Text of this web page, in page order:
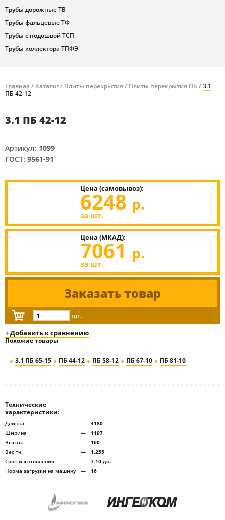
Трубы дорожные ТВ
Трубы фальцевые ТФ
Трубы с подошвой ТСП
Трубы коллектора ТПФЭ
Главная / Каталог/ Плиты перекрытия / Плиты перекрытия ПБ /3.1
ПБ 42-12
3.1 ПБ 42-12
Артикул: 1099
ГОСТ: 9561-91
Цена (самовывоз):
6248 р.
за шт.
Цена (МКАД):
7061 р.
за шт.
Заказать товар
шт.
+ Добавить к сравнению
Похожие товары
3.1 ПБ 65-15 ПБ 44-12 ПБ 58-12 ПБ 67-10 ПБ 81-10
Технические
характеристики:
Длинна —
4180
Ширина
—
1197
Высота
—
160
Вес тн.
—
1.255
Срок изготовления
—
7-10 дн.
Норма загрузки на машину
— 16